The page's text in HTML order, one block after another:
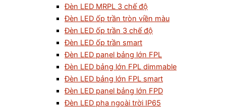
Đèn LED MRPL 3 chế độ
Đèn LED ốp trần tròn viền màu
Đèn LED ốp trần 3 chế độ
Đèn LED ốp trần smart
Đèn LED panel bảng lớn FPL
Đèn LED bảng lớn FPL dimmable
Đèn LED bảng lớn FPL smart
Đèn LED panel bảng lớn FPD
Đèn LED pha ngoài trời IP65